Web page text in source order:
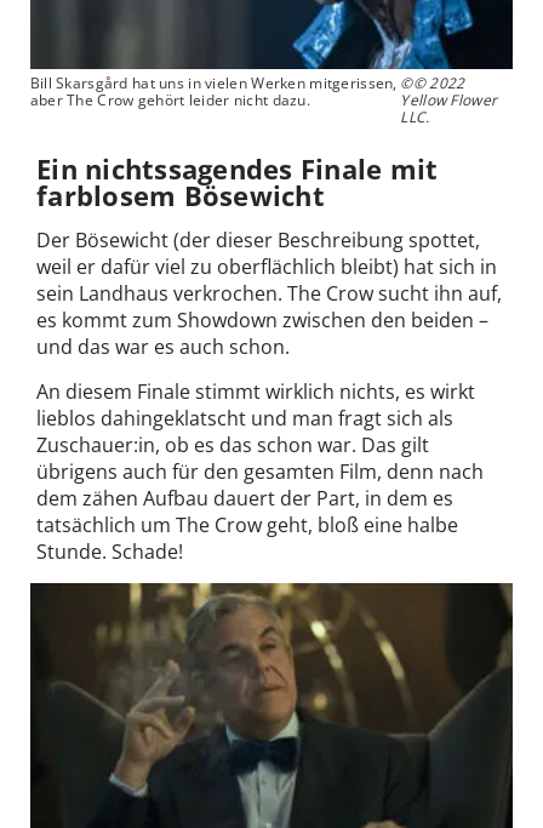
Bill Skarsgård hat uns in vielen Werken mitgerissen,
aber The Crow gehört leider nicht dazu.
©© 2022
Yellow Flower
LLC.
Ein nichtssagendes Finale mit
farblosem Bösewicht
Der Bösewicht (der dieser Beschreibung spottet,
weil er dafür viel zu oberflächlich bleibt) hat sich in
sein Landhaus verkrochen. The Crow sucht ihn auf,
es kommt zum Showdown zwischen den beiden –
und das war es auch schon.
An diesem Finale stimmt wirklich nichts, es wirkt
lieblos dahingeklatscht und man fragt sich als
Zuschauer:in, ob es das schon war. Das gilt
übrigens auch für den gesamten Film, denn nach
dem zähen Aufbau dauert der Part, in dem es
tatsächlich um The Crow geht, bloß eine halbe
Stunde. Schade!